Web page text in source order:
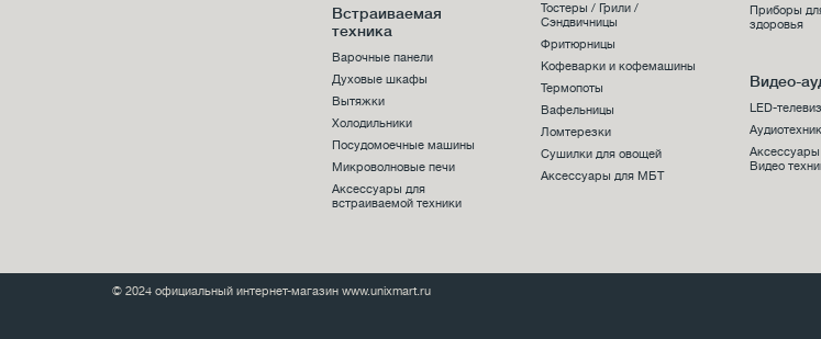
Встраиваемая
техника
Варочные панели
Духовые шкафы
Вытяжки
Холодильники
Посудомоечные машины
Микроволновые печи
Аксессуары для
встраиваемой техники
Тостеры / Грили /
Сэндвичницы
Фритюрницы
Кофеварки и кофемашины
Термопоты
Вафельницы
Ломтерезки
Сушилки для овощей
Аксессуары для МБТ
Приборы
здоровья
Видео-
LED-
Видео
© 2024 официальный интернет-магазин www.unixmart.ru